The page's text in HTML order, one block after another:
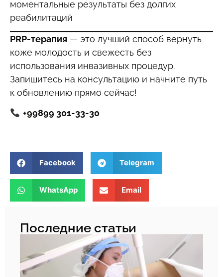
моментальные результаты без долгих
реабилитаций
PRP-терапия — это лучший способ вернуть
коже молодость и свежесть без
использования инвазивных процедур.
Запишитесь на консультацию и начните путь
к обновлению прямо сейчас!
+99899 301-33-30
Facebook Telegram
WhatsApp Email
Последние статьи